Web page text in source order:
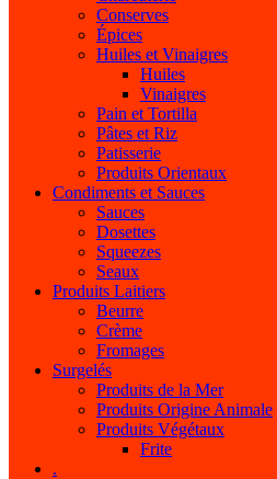
Conserves
Épices
Huiles et Vinaigres
Huiles
Vinaigres
Pain et Tortilla
Pâtes et Riz
Patisserie
Produits Orientaux
Condiments et Sauces
Sauces
Dosettes
Squeezes
Seaux
Produits Laitiers
Beurre
Crème
Fromages
Surgelés
Produits de la Mer
Produits Origine Animale
Produits Végétaux
Frite
.